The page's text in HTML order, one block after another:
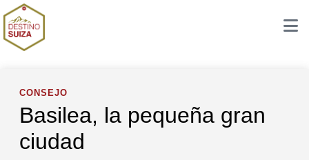
CONSEJO
Basilea, la pequeña gran
ciudad